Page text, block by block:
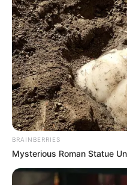
Base Turf
Tiercé Quinté
La base turf logique et
Quarté Quinté du jour,
plus cités de la presse
véritable base fiable et
5 FISTON DE BECON
6 ATHENA DU LUY
BRAINBERRIES
Mysterious Roman Statue